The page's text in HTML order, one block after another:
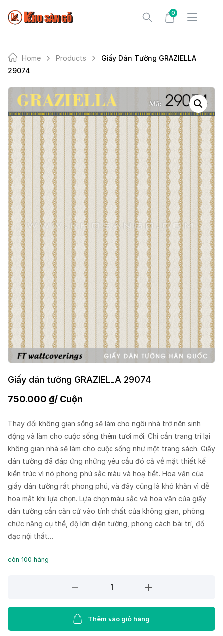
0
Home Products
Giấy Dán Tường GRAZIELLA
29074
Giấy dán tường GRAZIELLA 29074
750.000 ₫/ Cuộn
Thay đổi không gian sống sẽ làm cho ngôi nhà trở nên sinh
động và làm cho cuộc sống thêm tươi mới. Chỉ cần trang trí lại
không gian nhà sẽ làm cho cuộc sống như một trang sách. Giấy
dán tường đã đáp ứng những yêu cầu đó cả về mặt thiết kế
kiến trúc vì nó phong phú sắc màu và hoạ tiết. Hoa văn của
giấy dán tường rất phong phú, và đây cũng là khó khăn vì dễ
hoa mắt khi lựa chọn. Lựa chọn màu sắc và hoa văn của giấy
dán tường cần căn cứ vào tính chất của không gian, phòng
chức năng cụ thể, độ lớn diện tường, phong cách bài trí, đồ
đạc nội thất…
còn 100 hàng
tường
29074
Thêm vào giỏ hàng